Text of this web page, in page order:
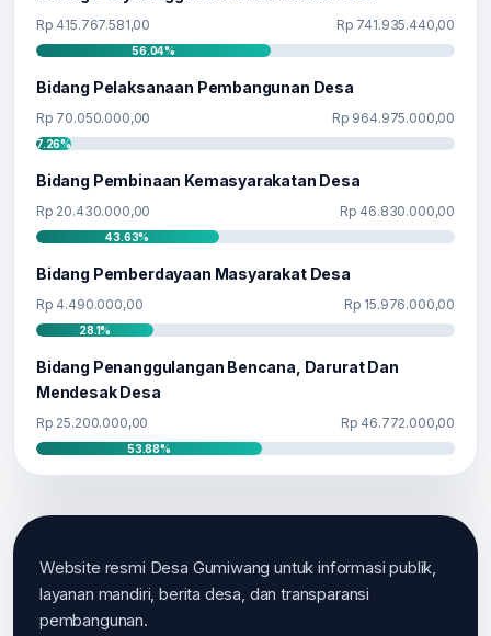
Rp 415.767.581,00 Rp 741.935.440,00
56.04%
Bidang Pelaksanaan Pembangunan Desa
Rp 70.050.000,00 Rp 964.975.000,00
7.26%
Bidang Pembinaan Kemasyarakatan Desa
Rp 20.430.000,00 Rp 46.830.000,00
43.63%
Bidang Pemberdayaan Masyarakat Desa
Rp 4.490.000,00 Rp 15.976.000,00
28.1%
Bidang Penanggulangan Bencana, Darurat Dan
Mendesak Desa
Rp 25.200.000,00 Rp 46.772.000,00
53.88%
Website resmi Desa Gumiwang untuk informasi publik,
layanan mandiri, berita desa, dan transparansi
pembangunan.